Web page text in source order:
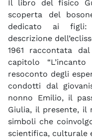
Il libro del fisico
scoperta del
dedicato ai figli:
descrizione
1961 raccontata
capitolo
resoconto degli
condotti dal
nonno Emilio, il
Giulia, il presente,
simboli che
scientifica, culturale